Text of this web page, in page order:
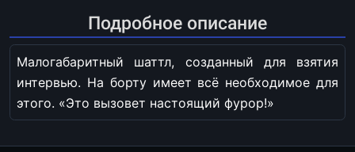
Подробное описание
Малогабаритный шаттл, созданный для взятия
интервью. На борту имеет всё необходимое для
этого. «Это вызовет настоящий фурор!»